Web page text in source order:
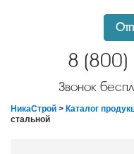
8 (800)
Звонок
НикаСтрой > Каталог
стальной